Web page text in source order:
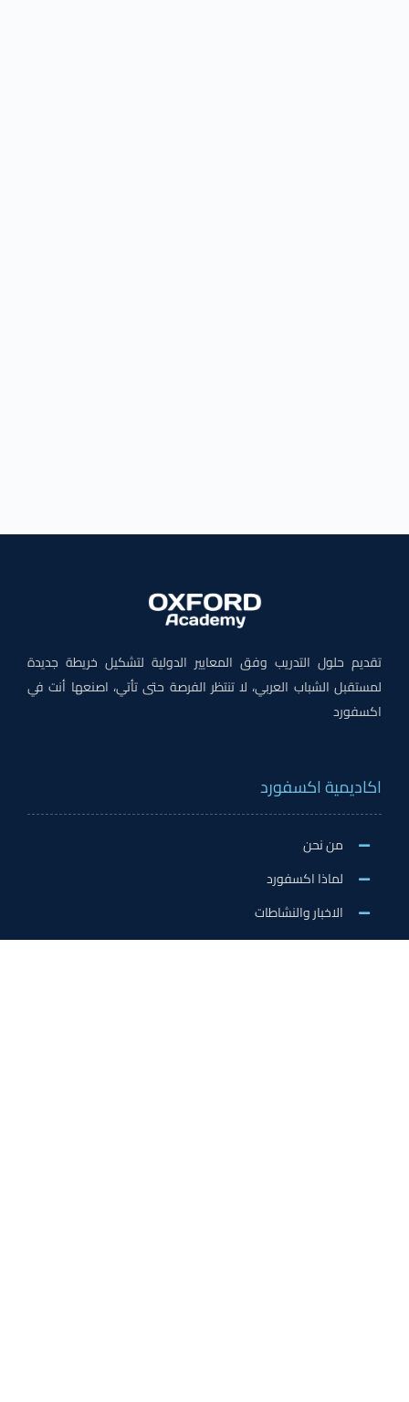
تقديم حلول التدريب وفق المعايير الدولية لتشكيل خريطة جديدة
لمستقبل الشباب العربي، لا تنتظر الفرصة حتى تأتي، اصنعها أنت في
اكسفورد
اكاديمية اكسفورد
من نحن
لماذا اكسفورد
الاخبار والنشاطات
وظائف اكسفورد